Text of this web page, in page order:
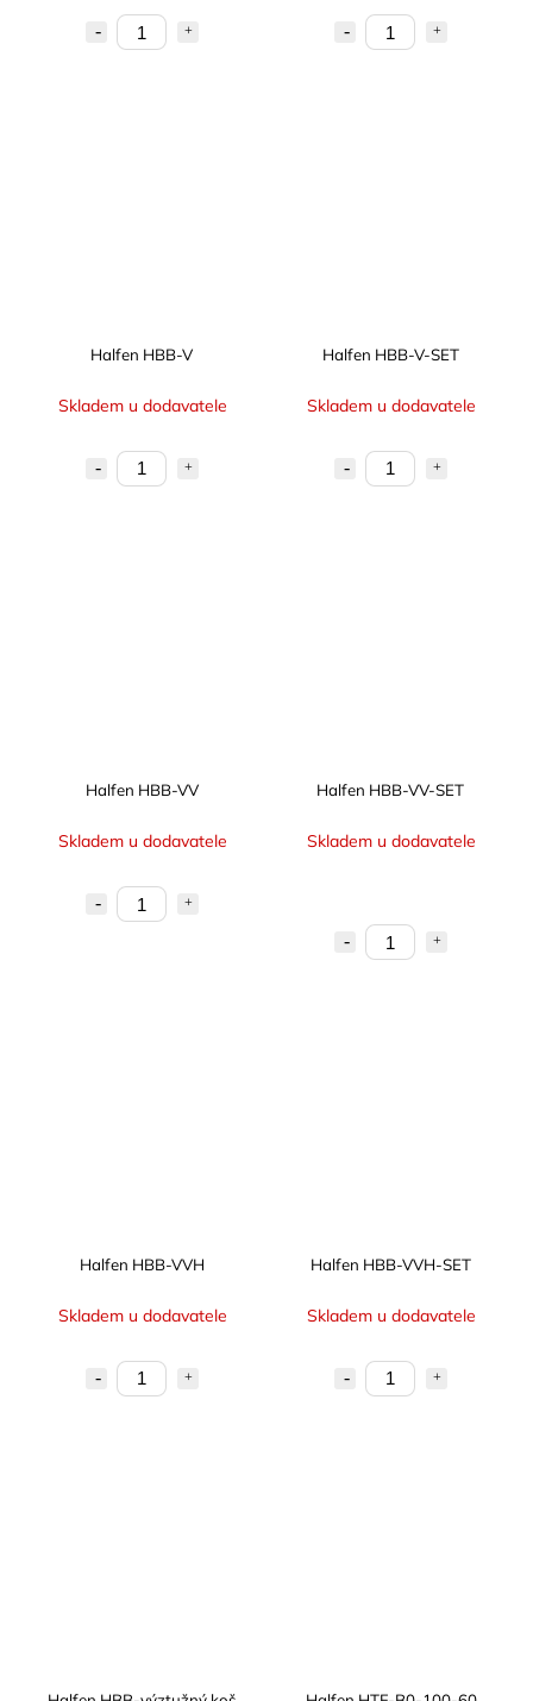
Halfen HBB-V
Skladem u dodavatele
Halfen HBB-V-SET
Skladem u dodavatele
Halfen HBB-VV
Skladem u dodavatele
Halfen HBB-VV-SET
Skladem u dodavatele
Halfen HBB-VVH
Skladem u dodavatele
Halfen HBB-VVH-SET
Skladem u dodavatele